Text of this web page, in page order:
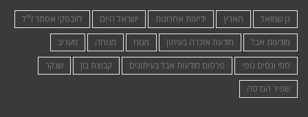
גן שמואל הארץ ידיעות אחרונות
ישראל היום
לזובסקי אסתר ז״ל
מודעות אבל מודעת אזכרה בעיתון
מנוח
מנוחה
מעריב סמי ונסים נופי
פרסום מודעות אבל בעיתונים
קבוצת בזן